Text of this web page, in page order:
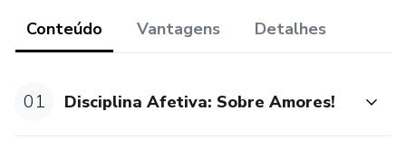
• Os impactos dos complexos maternos nos nossos
- O que de fato é a maturidade? O que significa adultecer?
Conteúdo Vantagens Detalhes
01 Disciplina Afetiva: Sobre Amores!